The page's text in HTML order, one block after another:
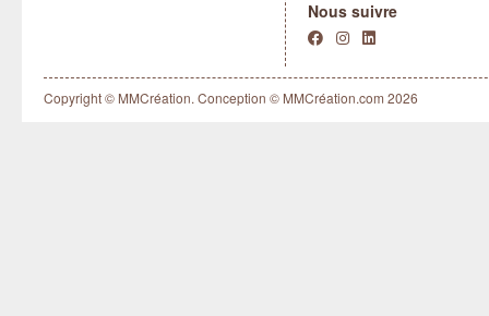
Nous suivre
Copyright © MMCréation. Conception © MMCréation.com 2026